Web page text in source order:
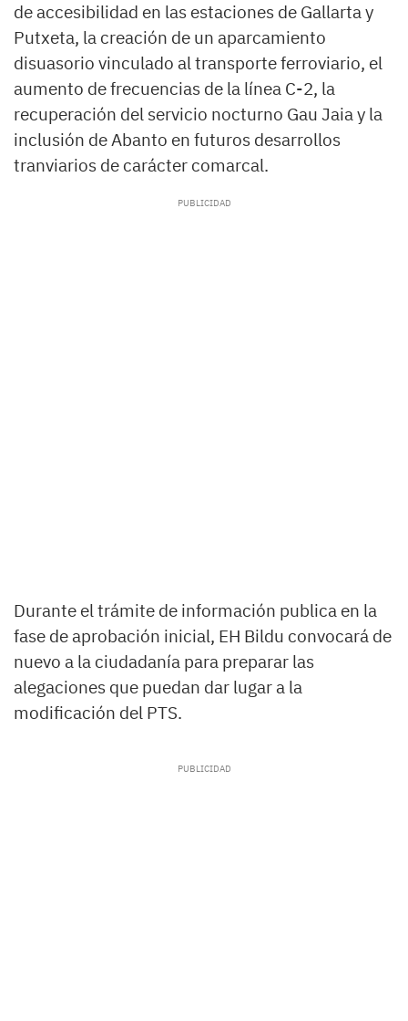
de accesibilidad en las estaciones de Gallarta y
Putxeta, la creación de un aparcamiento
disuasorio vinculado al transporte ferroviario, el
aumento de frecuencias de la línea C-2, la
recuperación del servicio nocturno Gau Jaia y la
inclusión de Abanto en futuros desarrollos
tranviarios de carácter comarcal.
Durante el trámite de información publica en la
fase de aprobación inicial, EH Bildu convocará de
nuevo a la ciudadanía para preparar las
alegaciones que puedan dar lugar a la
modificación del PTS.